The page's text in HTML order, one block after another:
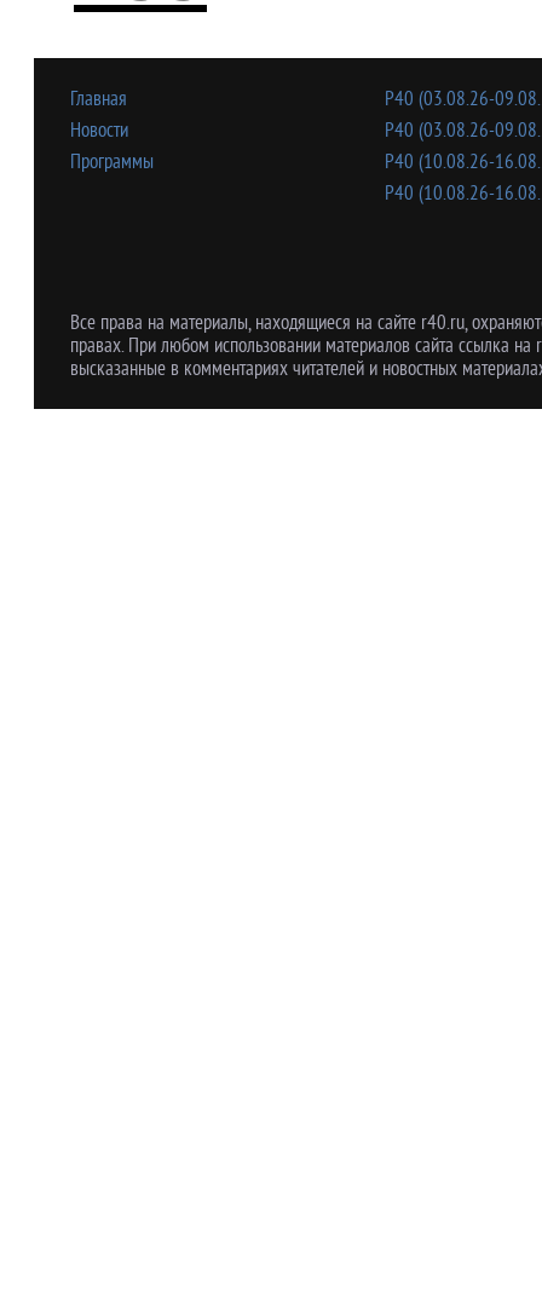
Главная
Новости
Программы
Р40 (03.08.26-
Р40 (03.08.26-
Р40 (10.08.26-
Р40 (10.08.26-
Все права на материалы, находящиеся на сайте r40.ru,
правах. При любом использовании материалов сайта ссылка
высказанные в комментариях читателей и новостных